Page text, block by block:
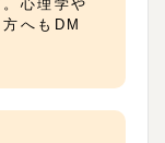
心理学や
へもDM